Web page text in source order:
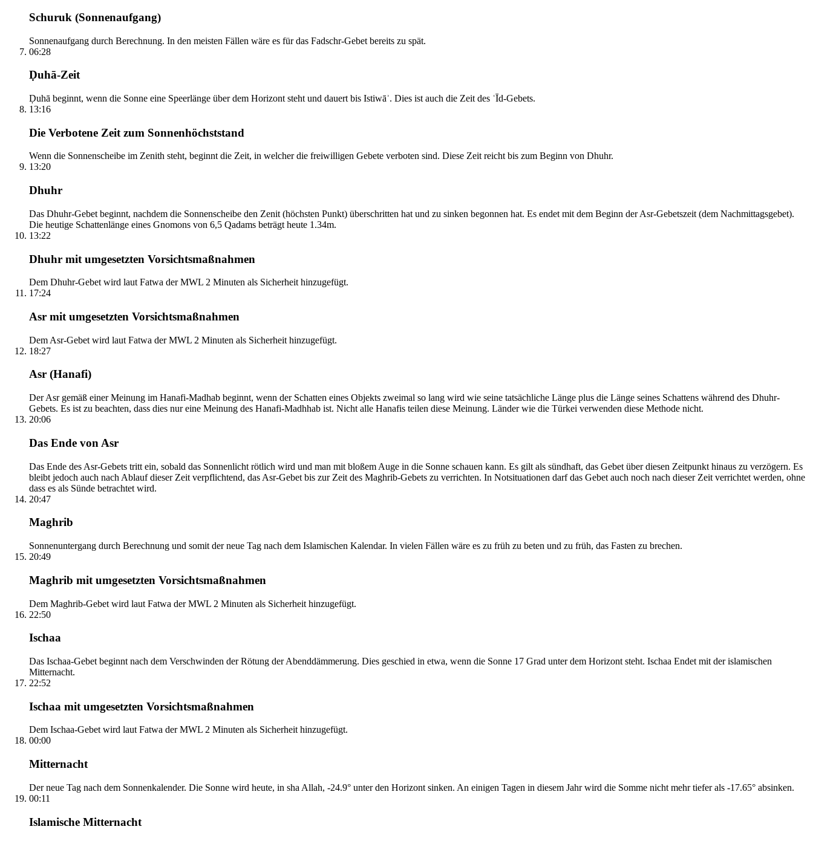
Schuruk (Sonnenaufgang)
Sonnenaufgang durch Berechnung. In den meisten Fällen wäre es für das Fadschr-Gebet bereits zu spät.
06:28
Ḍuhā-Zeit
Ḍuhā beginnt, wenn die Sonne eine Speerlänge über dem Horizont steht und dauert bis Istiwāʾ. Dies ist auch die Zeit des ʿĪd-Gebets.
13:16
Die Verbotene Zeit zum Sonnenhöchststand
Wenn die Sonnenscheibe im Zenith steht, beginnt die Zeit, in welcher die freiwilligen Gebete verboten sind. Diese Zeit reicht bis zum Beginn von Dhuhr.
13:20
Dhuhr
Das Dhuhr-Gebet beginnt, nachdem die Sonnenscheibe den Zenit (höchsten Punkt) überschritten hat und zu sinken begonnen hat. Es endet mit dem Beginn der Asr-Gebetszeit (dem Nachmittagsgebet).
Die heutige Schattenlänge eines Gnomons von 6,5 Qadams beträgt heute 1.34m.
13:22
Dhuhr mit umgesetzten Vorsichtsmaßnahmen
Dem Dhuhr-Gebet wird laut Fatwa der MWL 2 Minuten als Sicherheit hinzugefügt.
17:24
Asr mit umgesetzten Vorsichtsmaßnahmen
Dem Asr-Gebet wird laut Fatwa der MWL 2 Minuten als Sicherheit hinzugefügt.
18:27
Asr (Hanafi)
Der Asr gemäß einer Meinung im Hanafi-Madhab beginnt, wenn der Schatten eines Objekts zweimal so lang wird wie seine tatsächliche Länge plus die Länge seines Schattens während des Dhuhr-
Gebets. Es ist zu beachten, dass dies nur eine Meinung des Hanafi-Madhhab ist. Nicht alle Hanafis teilen diese Meinung. Länder wie die Türkei verwenden diese Methode nicht.
20:06
Das Ende von Asr
Das Ende des Asr-Gebets tritt ein, sobald das Sonnenlicht rötlich wird und man mit bloßem Auge in die Sonne schauen kann. Es gilt als sündhaft, das Gebet über diesen Zeitpunkt hinaus zu verzögern. Es
bleibt jedoch auch nach Ablauf dieser Zeit verpflichtend, das Asr-Gebet bis zur Zeit des Maghrib-Gebets zu verrichten. In Notsituationen darf das Gebet auch noch nach dieser Zeit verrichtet werden, ohne
dass es als Sünde betrachtet wird.
20:47
Maghrib
Sonnenuntergang durch Berechnung und somit der neue Tag nach dem Islamischen Kalendar. In vielen Fällen wäre es zu früh zu beten und zu früh, das Fasten zu brechen.
20:49
Maghrib mit umgesetzten Vorsichtsmaßnahmen
Dem Maghrib-Gebet wird laut Fatwa der MWL 2 Minuten als Sicherheit hinzugefügt.
22:50
Ischaa
Das Ischaa-Gebet beginnt nach dem Verschwinden der Rötung der Abenddämmerung. Dies geschied in etwa, wenn die Sonne 17 Grad unter dem Horizont steht. Ischaa Endet mit der islamischen
Mitternacht.
22:52
Ischaa mit umgesetzten Vorsichtsmaßnahmen
Dem Ischaa-Gebet wird laut Fatwa der MWL 2 Minuten als Sicherheit hinzugefügt.
00:00
Mitternacht
Der neue Tag nach dem Sonnenkalender. Die Sonne wird heute, in sha Allah, -24.9° unter den Horizont sinken. An einigen Tagen in diesem Jahr wird die Somme nicht mehr tiefer als -17.65° absinken.
00:11
Islamische Mitternacht